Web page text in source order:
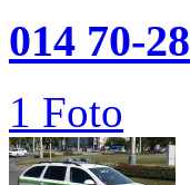
014 70-
1 Foto